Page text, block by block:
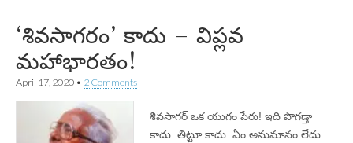
‘శివసాగరం’ కాదు – విప్లవ
మహాభారతం!
April 17, 2020 • 2 Comments
శివసాగర్‌ ఒక యుగం పేరు! ఇది పొగడ్తా
కాదు. తిట్టూ కాదు. ఏం అనుమానం లేదు.